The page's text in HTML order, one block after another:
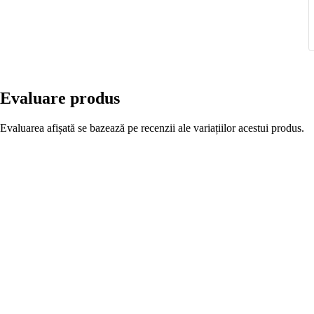
Evaluare produs
Evaluarea afișată se bazează pe recenzii ale variațiilor acestui produs.